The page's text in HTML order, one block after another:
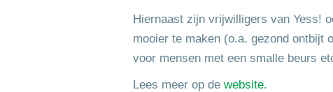
Hiernaast zijn vrijwilligers van Yess!
mooier te maken (o.a. gezond ontbijt
voor mensen met een smalle beurs
Lees meer op de website.